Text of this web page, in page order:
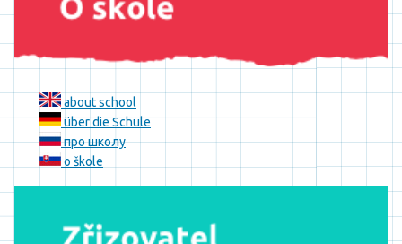
about school
über die Schule
про школу
o škole